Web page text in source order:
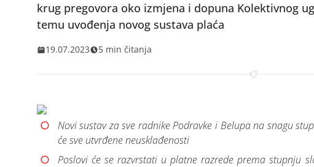
krug pregovora oko izmjena i dopuna Kolektivnog
temu uvođenja novog sustava plaća
19.07.2023 5 min čitanja
Novi sustav za sve radnike Podravke i Belupa na snagu
će sve utvrđene neusklađenosti
Poslovi će se razvrstati u platne razrede prema stupnju